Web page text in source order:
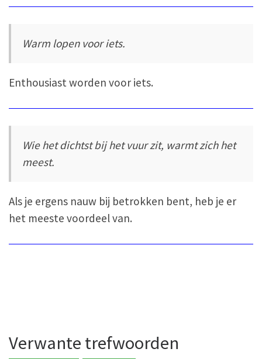
Warm lopen voor iets.
Enthousiast worden voor iets.
Wie het dichtst bij het vuur zit, warmt zich het
meest.
Als je ergens nauw bij betrokken bent, heb je er
het meeste voordeel van.
Verwante trefwoorden